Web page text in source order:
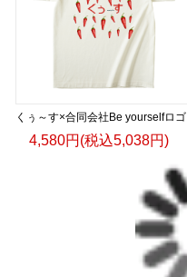
くぅ～す×合同会社Be yourselfロゴ
4,580円(税込5,038円)